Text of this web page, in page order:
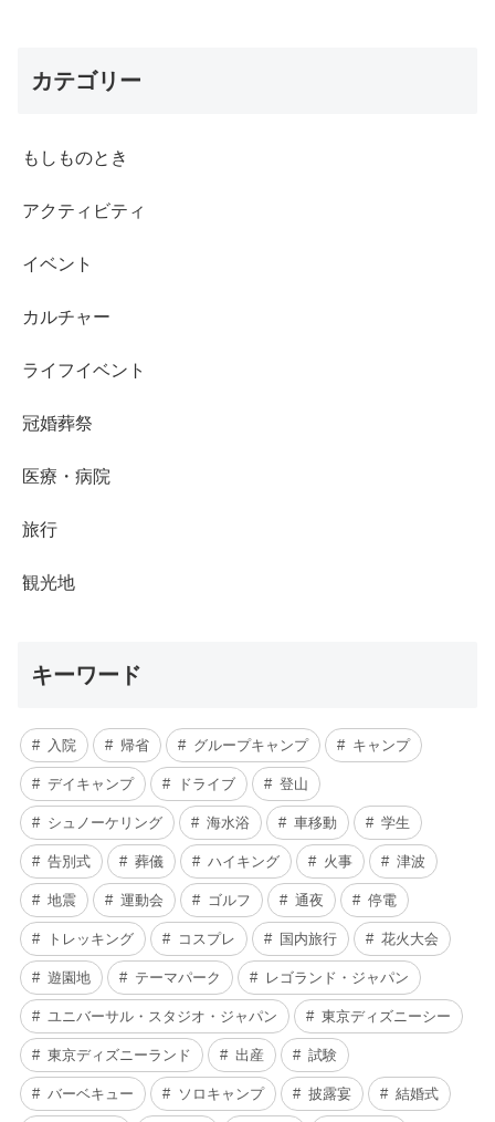
カテゴリー
もしものとき
アクティビティ
イベント
カルチャー
ライフイベント
冠婚葬祭
医療・病院
旅行
観光地
キーワード
入院 帰省 グループキャンプ キャンプ
デイキャンプ ドライブ 登山
シュノーケリング 海水浴 車移動 学生
告別式 葬儀 ハイキング 火事 津波
地震 運動会 ゴルフ 通夜 停電
トレッキング コスプレ 国内旅行 花火大会
遊園地 テーマパーク レゴランド・ジャパン
ユニバーサル・スタジオ・ジャパン 東京ディズニーシー
東京ディズニーランド 出産 試験
バーベキュー ソロキャンプ 披露宴 結婚式